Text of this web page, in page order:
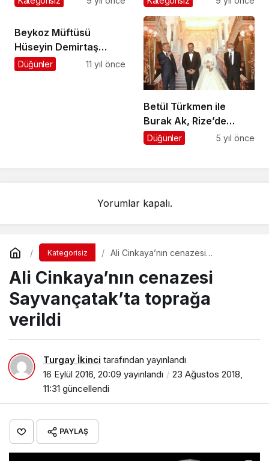
Beykoz Müftüsü
Hüseyin Demirtaş
Semerkand TV’de
Düğünler 11 yıl önce
Betül Türkmen ile
Burak Ak, Rize’de
görkemli bir törenle
Düğünler 5 yıl önce
Yorumlar kapalı.
Kategorisiz
Ali Cinkaya’nın cenazesi
Ali Cinkaya’nın cenazesi
Sayvançatak’ta toprağa
verildi
Turgay İkinci tarafından yayınlandı
16 Eylül 2016, 20:09 yayınlandı
23 Ağustos 2018,
11:31 güncellendi
PAYLAŞ